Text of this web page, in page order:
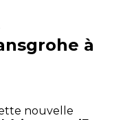
à
nouvelle